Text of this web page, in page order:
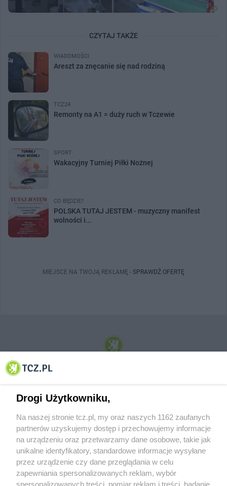
CZYTAJ TAKŻE
WIADOMOŚCI
Areszt za znęcanie się nad rodziną
TCZ24
Remonty na A1 = duży ruch w Tczewie
SPORT
Wakacyjny Turniej Piłki Nożnej
CO BĘDZIE?
POLSKA TUTAJ JESTEM - muzyczny manifest
wolności i...
MIEJSCE NA TWOJĄ REKLAMĘ - SPRAWDŹ OFERTĘ
© 2001-2026 Tczew - TCZ.PL Sp. z o.o. Internetowy Serwis Informacyjny Miasta
O FIRMIE POLITYKA PRYWATNOŚCI HOSTING
Drogi Użytkowniku,
Na naszej stronie tcz.pl, my oraz naszych 1162 zaufanych
partnerów uzyskujemy dostęp i przechowujemy informacje
na urządzeniu oraz przetwarzamy dane osobowe, takie jak
unikalne identyfikatory, standardowe informacje wysyłane
przez urządzenie czy dane przeglądania w celu
zapewniania spersonalizowanych reklam, wybór
spersonalizowanych treści, pomiar reklam i treści, badanie